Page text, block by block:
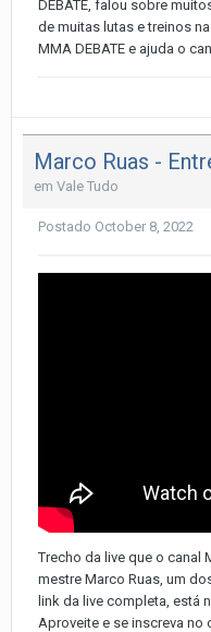
DEBATE, falou sobre
de muitas lutas e treinos
MMA DEBATE e ajuda o
Marco Ruas -
em Vale Tudo
Postado October 8, 2022
Trecho da live que o canal
mestre Marco Ruas, um
link da live completa, está
Aproveite e se inscreva no